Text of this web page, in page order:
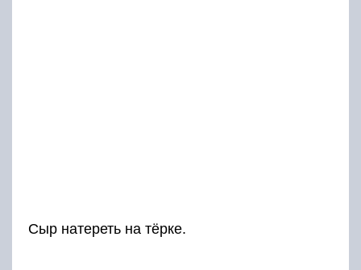
Сыр натереть на тёрке.